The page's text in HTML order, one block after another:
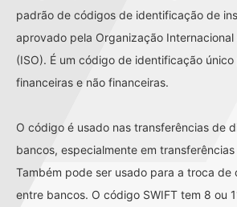
padrão de códigos de identificação de
aprovado pela Organização
(ISO). É um código de identificação
financeiras e não financeiras.
O código é usado nas transferências de
bancos, especialmente em
Também pode ser usado para a troca de
entre bancos. O código SWIFT tem 8 ou